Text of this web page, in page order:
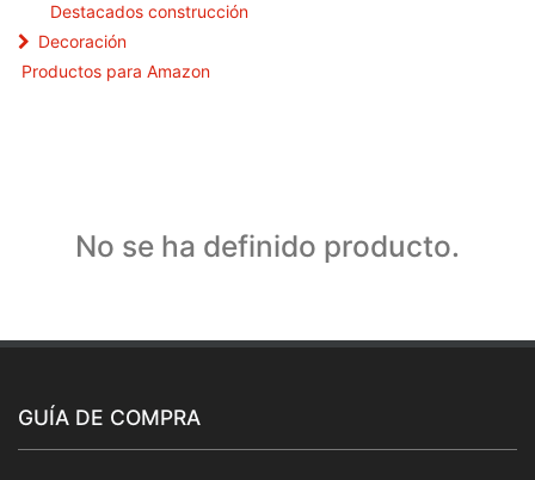
Destacados construcción
Decoración
Productos para Amazon
No se ha definido producto.
GUÍA DE COMPRA